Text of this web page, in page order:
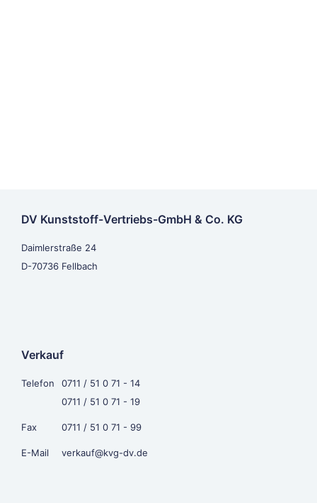
DV Kunststoff-Vertriebs-GmbH & Co. KG
Daimlerstraße 24
D-70736 Fellbach
Verkauf
Telefon
0711 / 51 0 71 - 14
0711 / 51 0 71 - 19
Fax 0711 / 51 0 71 - 99
E-Mail verkauf@kvg-dv.de